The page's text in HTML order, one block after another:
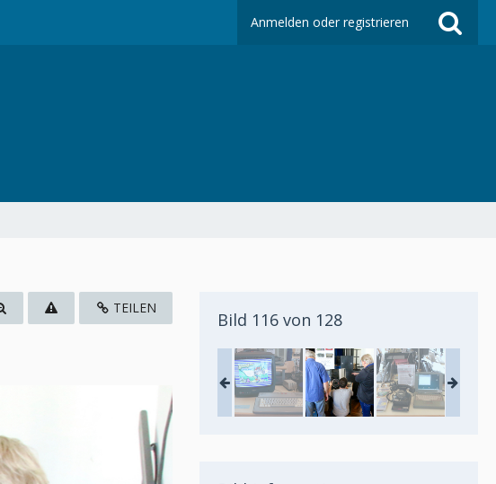
Anmelden oder registrieren
TEILEN
Bild 116 von 128